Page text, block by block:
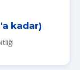
kadar)